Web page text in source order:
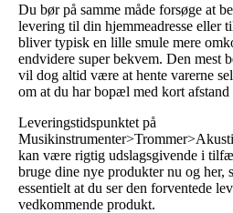
Du bør på samme måde forsøge at
levering til din hjemmeadresse eller
bliver typisk en lille smule mere
endvidere super bekvem. Den mest
vil dog altid være at hente varerne
om at du har bopæl med kort
Leveringstidspunktet på
kan være rigtig udslagsgivende i
bruge dine nye produkter nu og her,
essentielt at du ser den forventede
vedkommende produkt.